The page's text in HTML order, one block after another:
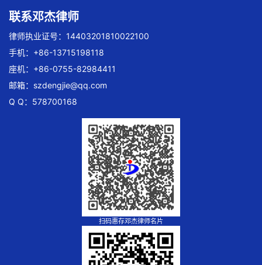
联系邓杰律师
律师执业证号：14403201810022100
手机：+86-13715198118
座机：+86-0755-82984411
邮箱： szdengjie@qq.com
Q Q：578700168
扫码惠存邓杰律师名片